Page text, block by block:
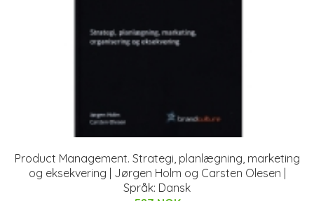
Product Management. Strategi, planlægning, marketing
og eksekvering | Jørgen Holm og Carsten Olesen |
Språk: Dansk